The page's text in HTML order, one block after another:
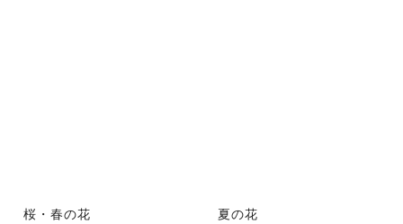
桜・春の花 夏の花